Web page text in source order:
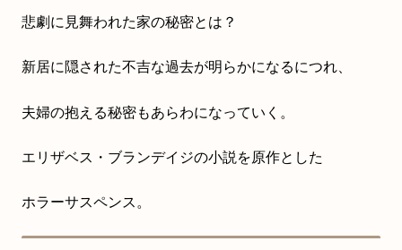
悲劇に見舞われた家の秘密とは？
新居に隠された不吉な過去が明らかになるにつれ、
夫婦の抱える秘密もあらわになっていく。
エリザベス・ブランデイジの小説を原作とした
ホラーサスペンス。